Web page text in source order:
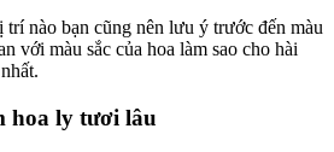
nào bạn cũng nên lưu ý trước đến màu
với màu sắc của hoa làm sao cho hài
hoa ly tươi lâu